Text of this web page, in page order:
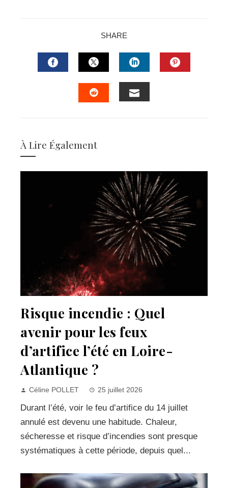
SHARE
FACEBOOKTWITTERLINKEDIN
À Lire Également
Risque incendie : Quel
avenir pour les feux
d’artifice l’été en Loire-
Atlantique ?
Céline POLLET 25 juillet 2026
Durant l’été, voir le feu d’artifice du 14 juillet
annulé est devenu une habitude. Chaleur,
sécheresse et risque d’incendies sont presque
systématiques à cette période, depuis quel...